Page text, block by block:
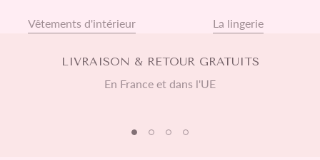
Vêtements d'intérieur La lingerie
LIVRAISON & RETOUR GRATUITS
En France et dans l'UE